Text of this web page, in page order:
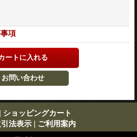
項
| ショッピングカート
法表示 | ご利用案内